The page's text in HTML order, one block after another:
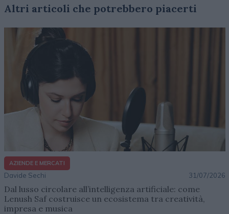
Altri articoli che potrebbero piacerti
AZIENDE E MERCATI
Davide Sechi 31/07/2026
Dal lusso circolare all’intelligenza artificiale: come
Lenush Saf costruisce un ecosistema tra creatività,
impresa e musica